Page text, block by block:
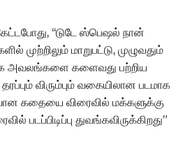
‘‘டுடே ஸ்பெஷல் நான்
முற்றிலும் மாறுபட்டு, முழுவதும்
அவலங்களை களைவது பற்றிய
விரும்பும் வகையிலான படமாக
கதையை விரைவில் மக்களுக்கு
படப்பிடிப்பு துவங்கவிருக்கிறது”